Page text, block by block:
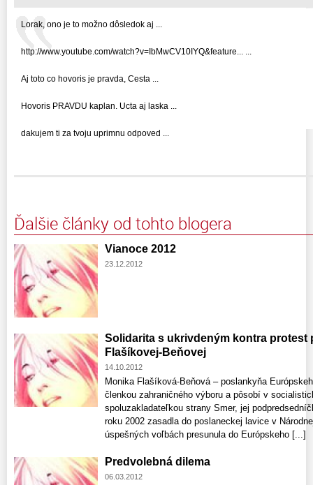
Lorak, ono je to možno dôsledok aj ...
http://www.youtube.com/watch?v=IbMwCV10IYQ&feature... ...
Aj toto co hovoris je pravda, Cesta ...
Hovoris PRAVDU kaplan. Ucta aj laska ...
dakujem ti za tvoju uprimnu odpoved ...
Ďalšie články od tohto blogera
Vianoce 2012
23.12.2012
Solidarita s ukrivdeným kontra protest
Flašíkovej-Beňovej
14.10.2012
Monika Flašíková-Beňová – poslankyňa
členkou zahraničného výboru a pôsobí v
spoluzakladateľkou strany Smer, jej
roku 2002 zasadla do poslaneckej lavice v
úspešných voľbách presunula do Európskeho [...]
Predvolebná dilema
06.03.2012